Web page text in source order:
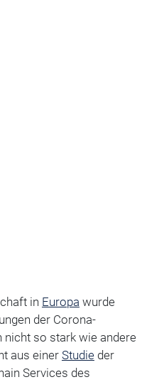
in Europa wurde
der Corona-
nicht so stark wie andere
aus einer Studieder
Services des